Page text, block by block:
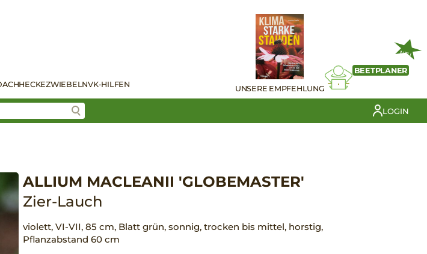
HECKEZWIEBELNVK-HILFEN UNSERE EMPFEHLUNG
NEU
BEETPLANER
LOGIN
ALLIUM MACLEANII 'GLOBEMASTER'
Zier-Lauch
violett, VI-VII, 85 cm, Blatt grün, sonnig, trocken bis mittel, horstig,
Pflanzabstand 60 cm